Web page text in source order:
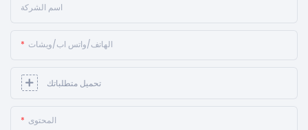
اسم الشركة
الهاتف/واتس اب/ويشات
تحميل متطلباتك
المحتوى